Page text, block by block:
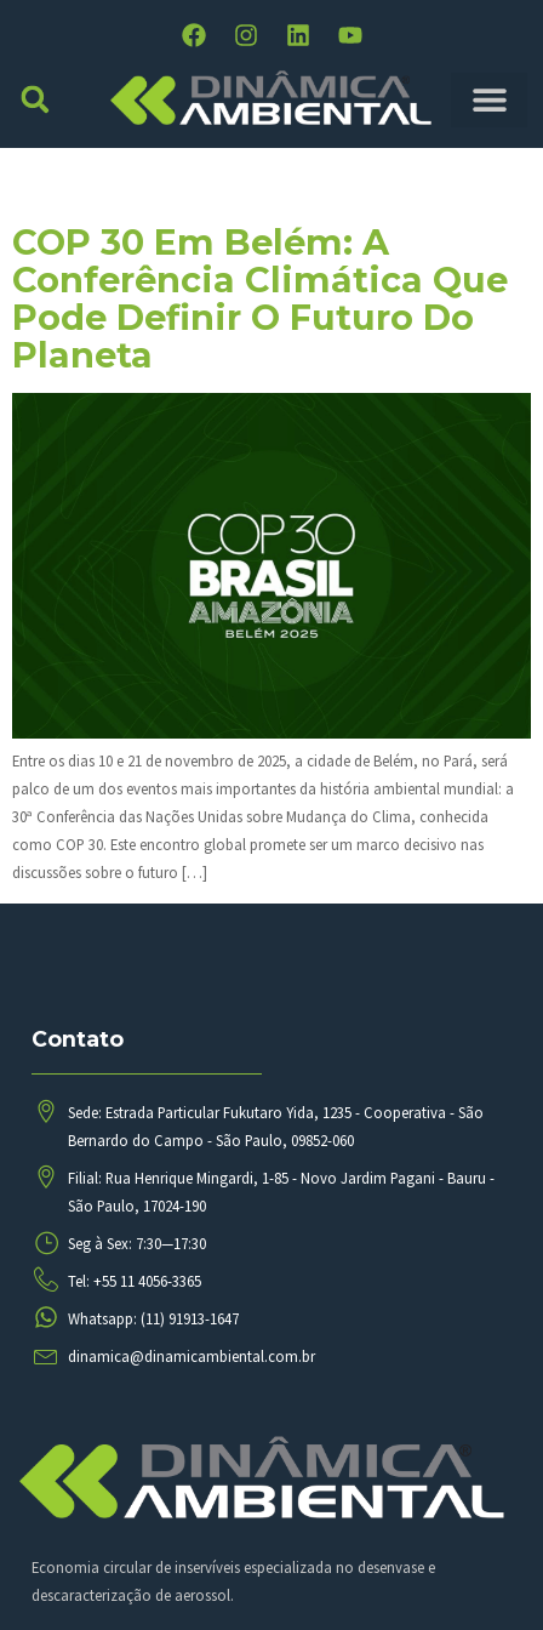
COP 30 Em Belém: A
Conferência Climática Que
Pode Definir O Futuro Do
Planeta
Entre os dias 10 e 21 de novembro de 2025, a cidade de Belém, no Pará, será
palco de um dos eventos mais importantes da história ambiental mundial: a
30ª Conferência das Nações Unidas sobre Mudança do Clima, conhecida
como COP 30. Este encontro global promete ser um marco decisivo nas
discussões sobre o futuro […]
Economia circular de inservíveis especializada no desenvase e
descaracterização de aerossol.
Contato
Sede: Estrada Particular Fukutaro Yida, 1235 - Cooperativa - São
Bernardo do Campo - São Paulo, 09852-060
Filial: Rua Henrique Mingardi, 1-85 - Novo Jardim Pagani - Bauru -
São Paulo, 17024-190
Seg à Sex: 7:30—17:30
Tel: +55 11 4056-3365
Whatsapp: (11) 91913-1647
dinamica@dinamicambiental.com.br